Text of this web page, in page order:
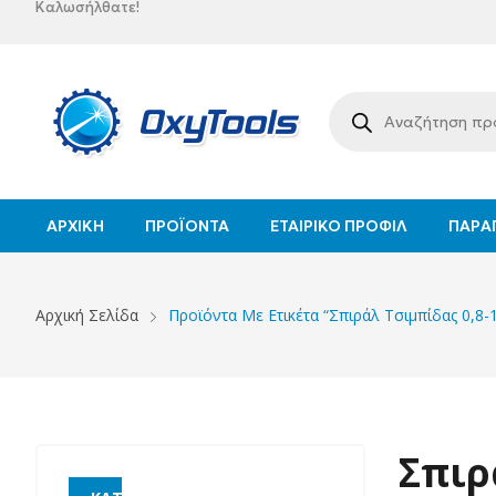
Καλωσήλθατε!
ΑΡΧΙΚΉ ΠΡΟΪΌΝΤΑ ΕΤΑΙΡΙΚΌ ΠΡΟΦΊΛ
Αρχική Σελίδα Προϊόντα Με Ετικέτα “Σπιράλ Τσιμπίδας